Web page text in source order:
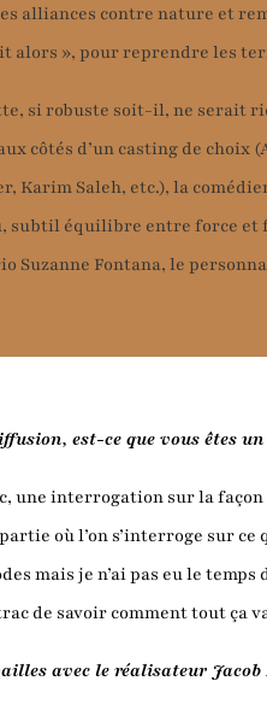
alliances contre nature et
alors », pour reprendre les
si robuste soit-il, ne serait
côtés d’un casting de choix
Karim Saleh, etc.), la
subtil équilibre entre force
Suzanne Fontana, le
est-ce que vous êtes
une interrogation sur la
où l’on s’interroge sur
mais je n’ai pas eu le
de savoir comment tout ça
avec le réalisateur Jacob